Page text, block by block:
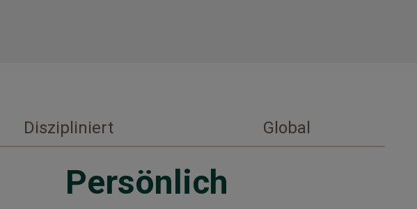
Diszipliniert Global
Persönlich